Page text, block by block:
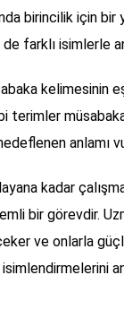
birincilik için
farklı isimlerle
kelimesinin
terimler
anlamı
kadar
bir görevdir.
ve onlarla